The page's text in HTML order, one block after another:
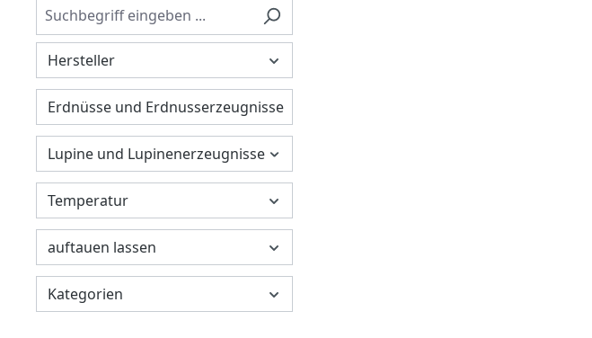
Hersteller
Erdnüsse und Erdnusserzeugnisse
Lupine und Lupinenerzeugnisse
Temperatur
auftauen lassen
Kategorien